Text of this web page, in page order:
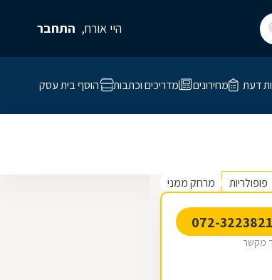
היי אורח, התחבר
דעת מחירונים מדריכים וכתבות הוסף בית עסק
פופולריות מרחק ממני
מקשר